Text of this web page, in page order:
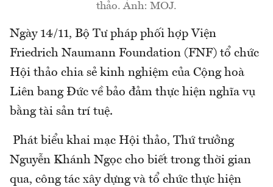
thảo. Ảnh: MOJ.
Ngày 14/11, Bộ Tư pháp phối hợp Viện
Friedrich Naumann Foundation (FNF) tổ chức
Hội thảo chia sẻ kinh nghiệm của Cộng hoà
Liên bang Đức về bảo đảm thực hiện nghĩa vụ
bằng tài sản trí tuệ.
Phát biểu khai mạc Hội thảo, Thứ trưởng
Nguyễn Khánh Ngọc cho biết trong thời gian
qua, công tác xây dựng và tổ chức thực hiện